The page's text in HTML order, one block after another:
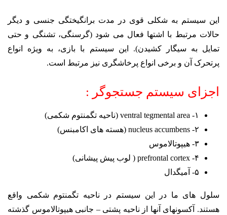
این سیستم به شکلی قوی در مدت برانگیختگی جنسی و دیگر
حالات مرتبط با اشتها فعال می شود (گرسنگی، تشنگی و حتی
تمایل به سیگار کشیدن). این سیستم با بازی، به ویژه انواع
پرتحرک آن و برخی انواع پرخاشگری نیز مرتبط است.
اجزای سیستم جستجوگر :
۱- ventral tegmental area (ناحیه تگمنتوم شکمی)
۲- nucleus accumbens (هسته های اکامبنس)
۳- هیپوتالاموس
۴- prefrontal cortex ( لوب پیش پیشانی)
۵- آمیگدال
سلول های ما در این سیستم در ناحیه تگمنتوم شکمی واقع
هستند. آکسونهای آنها از ناحیه پشتی – جانبی هیپوتالاموس گذشته